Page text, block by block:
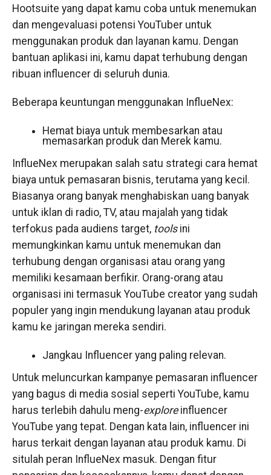
Hootsuite yang dapat kamu coba untuk menemukan
dan mengevaluasi potensi YouTuber untuk
menggunakan produk dan layanan kamu. Dengan
bantuan aplikasi ini, kamu dapat terhubung dengan
ribuan influencer di seluruh dunia.
Beberapa keuntungan menggunakan InflueNex:
Hemat biaya untuk membesarkan atau
memasarkan produk dan Merek kamu.
InflueNex merupakan salah satu strategi cara hemat
biaya untuk pemasaran bisnis, terutama yang kecil.
Biasanya orang banyak menghabiskan uang banyak
untuk iklan di radio, TV, atau majalah yang tidak
terfokus pada audiens target, toolsini
memungkinkan kamu untuk menemukan dan
terhubung dengan organisasi atau orang yang
memiliki kesamaan berfikir. Orang-orang atau
organisasi ini termasuk YouTube creator yang sudah
populer yang ingin mendukung layanan atau produk
kamu ke jaringan mereka sendiri.
Jangkau Influencer yang paling relevan.
Untuk meluncurkan kampanye pemasaran influencer
yang bagus di media sosial seperti YouTube, kamu
harus terlebih dahulu meng-exploreinfluencer
YouTube yang tepat. Dengan kata lain, influencer ini
harus terkait dengan layanan atau produk kamu. Di
situlah peran InflueNex masuk. Dengan fitur